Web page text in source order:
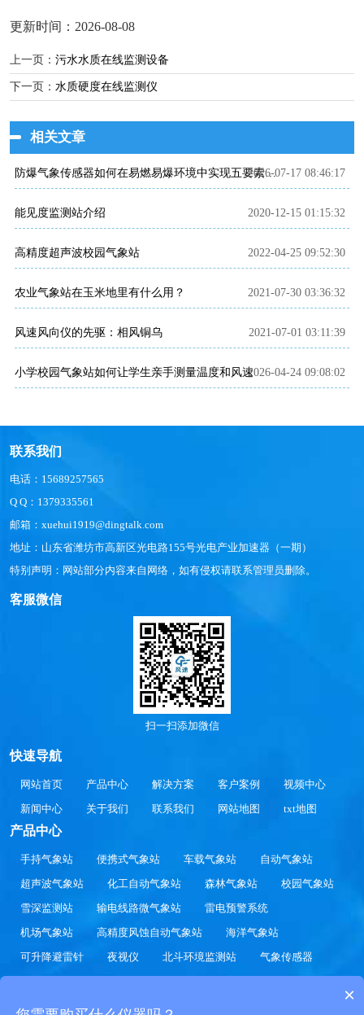
更新时间：2026-08-08
上一页： 污水水质在线监测设备
下一页： 水质硬度在线监测仪
相关文章
防爆气象传感器如何在易燃易爆环境中实现五要素一体化监测
2026-07-17 08:46:17
能见度监测站介绍 2020-12-15 01:15:32
高精度超声波校园气象站 2022-04-25 09:52:30
农业气象站在玉米地里有什么用？ 2021-07-30 03:36:32
风速风向仪的先驱：相风铜乌 2021-07-01 03:11:39
小学校园气象站如何让学生亲手测量温度和风速2026-04-24 09:08:02
联系我们
电话：15689257565
Q Q：1379335561
邮箱：xuehui1919@dingtalk.com
地址：山东省潍坊市高新区光电路155号光电产业加速器（一期）
特别声明：网站部分内容来自网络，如有侵权请联系管理员删除。
客服微信
扫一扫添加微信
快速导航
网站首页 产品中心 解决方案 客户案例
视频中心
新闻中心
关于我们 联系我们 网站地图 txt地图
产品中心
手持气象站 便携式气象站 车载气象站
自动气象站
超声波气象站
化工自动气象站 森林气象站
校园气象站
雪深监测站
输电线路微气象站
雷电预警系统
机场气象站
高精度风蚀自动气象站
海洋气象站
可升降避雷针
夜视仪 北斗环境监测站
气象传感器
光伏气象站
景区气象站 ×